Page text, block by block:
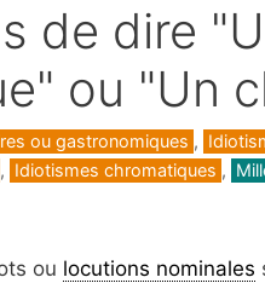
de dire
ou "Un
ou gastronomiques ,
, Idiotismes chromatiques ,
ou locutions nominales